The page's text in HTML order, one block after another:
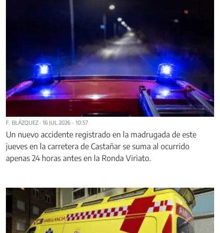
F. BLÁZQUEZ · 16 JUL 2026 - 10:57
Un nuevo accidente registrado en la madrugada de este
jueves en la carretera de Castañar se suma al ocurrido
apenas 24 horas antes en la Ronda Viriato.